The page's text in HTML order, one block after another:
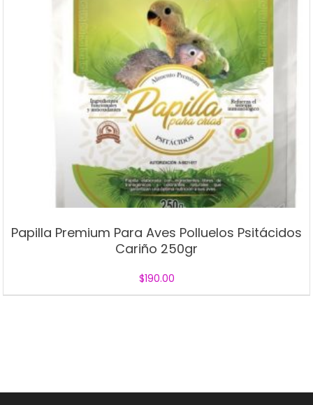
Papilla Premium Para Aves Polluelos Psitácidos
Cariño 250gr
$190.00